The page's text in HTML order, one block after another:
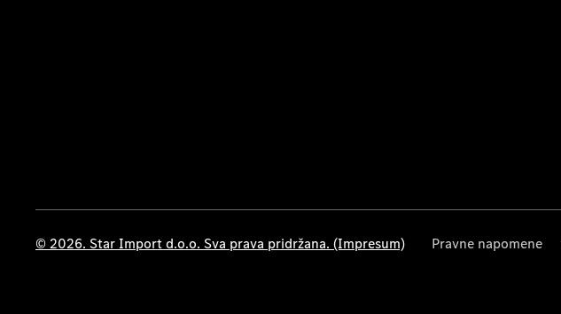
© 2026. Star Import d.o.o. Sva prava pridržana. (Impresum) Pravne napomene